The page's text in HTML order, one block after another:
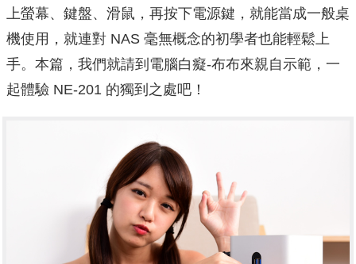
上螢幕、鍵盤、滑鼠，再按下電源鍵，就能當成一般桌
機使用，就連對 NAS 毫無概念的初學者也能輕鬆上
手。本篇，我們就請到電腦白癡-布布來親自示範，一
起體驗 NE-201 的獨到之處吧！